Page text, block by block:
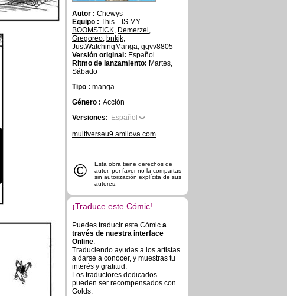
Autor : Chewys
Equipo : This....IS MY
BOOMSTICK, Demerzel ,
Gregoreo, bnkjk,
JustWatchingManga, ggvv8805
Versión original: Español
Ritmo de lanzamiento: Martes,
Sábado
Tipo : manga
Género : Acción
Versiones: Español
multiverseu9.amilova.com
©
Esta obra tiene derechos de
autor, por favor no la compartas
sin autorización explícita de sus
autores.
¡Traduce este Cómic!
Puedes traducir este Cómic a
través de nuestra interface
Online.
Traduciendo ayudas a los artistas
a darse a conocer, y muestras tu
interés y gratitud.
Los traductores dedicados
pueden ser recompensados con
Golds.